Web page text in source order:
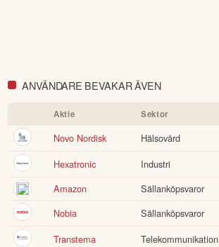
ANVÄNDARE BEVAKAR ÄVEN
Aktie Sektor
Novo Nordisk Hälsovård
Hexatronic
Industri
Amazon
Sällanköpsvaror
Nobia
Sällanköpsvaror
Transtema
Telekommunikation